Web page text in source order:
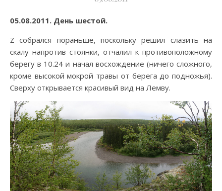
05.08.2011. День шестой.
Z собрался пораньше, поскольку решил слазить на
скалу напротив стоянки, отчалил к противоположному
берегу в 10.24 и начал восхождение (ничего сложного,
кроме высокой мокрой травы от берега до подножья).
Сверху открывается красивый вид на Лемву.